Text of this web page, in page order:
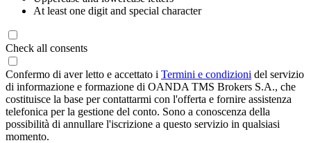
At least one digit and special character
Check all consents
Confermo di aver letto e accettato i Termini e condizioni del servizio
di informazione e formazione di OANDA TMS Brokers S.A., che
costituisce la base per contattarmi con l'offerta e fornire assistenza
telefonica per la gestione del conto. Sono a conoscenza della
possibilità di annullare l'iscrizione a questo servizio in qualsiasi
momento.